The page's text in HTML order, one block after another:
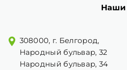
Наши
308000, г. Белгород,
Народный бульвар, 32
Народный бульвар, 34